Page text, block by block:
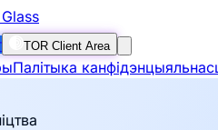
TOR Client Area
Палітыка